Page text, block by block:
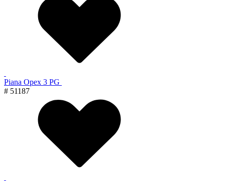
Piana Орех 3 PG
# 51187